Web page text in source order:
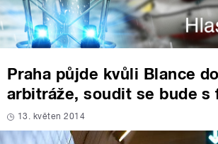
Praha půjde kvůli Blance
arbitráže, soudit se bude s
13. květen 2014